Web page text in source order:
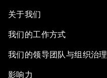
关于我们
我们的工作方式
我们的领导团队与组织治理
影响力